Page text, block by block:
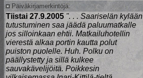
Päiväkirjamerkintöjä:
Tiistai 27.9.2005 ". . . Saariselän kylään
tutustuminen saa jäädä paluumatkalle
jos silloinkaan ehtii. Matkailuhotellin
vierestä alkaa portin kautta polut
puiston puolelle. Huh. Polku on
päällystetty ja sillä kulkee
sauvakävelijöitä. Poikkesin